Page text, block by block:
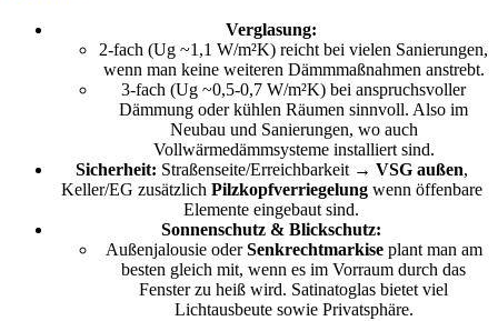
Verglasung:
2-fach (Ug ~1,1 W/m²K) reicht bei vielen Sanierungen,
wenn man keine weiteren Dämmmaßnahmen anstrebt.
3-fach (Ug ~0,5-0,7 W/m²K) bei anspruchsvoller
Dämmung oder kühlen Räumen sinnvoll. Also im
Neubau und Sanierungen, wo auch
Vollwärmedämmsysteme installiert sind.
Sicherheit: Straßenseite/Erreichbarkeit → VSG außen,
Keller/EG zusätzlich Pilzkopfverriegelungwenn öffenbare
Elemente eingebaut sind.
Sonnenschutz & Blickschutz:
Außenjalousie oderSenkrechtmarkiseplant man am
besten gleich mit, wenn es im Vorraum durch das
Fenster zu heiß wird. Satinatoglas bietet viel
Lichtausbeute sowie Privatsphäre.